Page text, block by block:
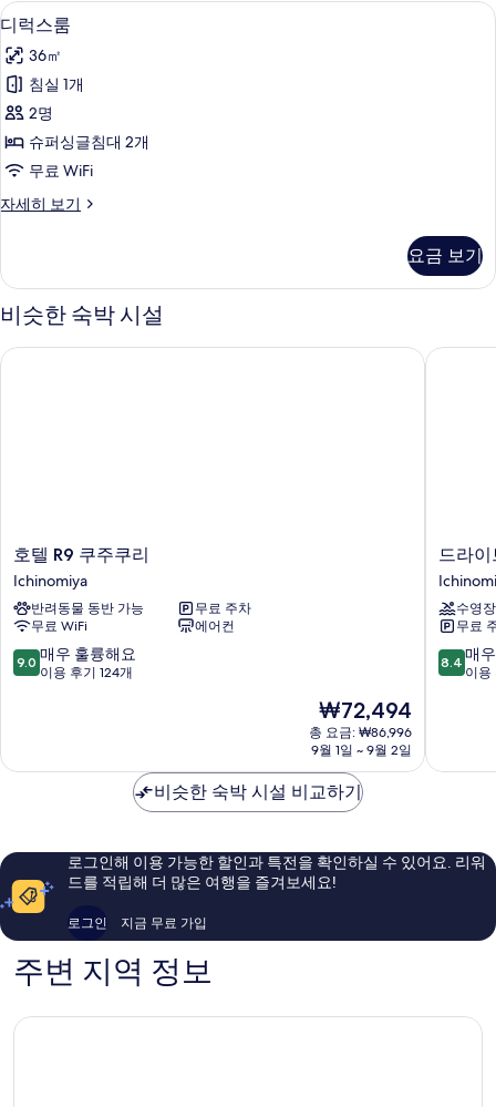
디
럭
스
룸
사
진
두
기
9
디럭스룸
36㎡
침실 1개
2명
슈퍼싱글침대 2개
무료 WiFi
자세히 보기
디
자
세
히
기
요금 보기
비슷한 숙박 시설
호
텔
R9
쿠
주
쿠
리
호텔 R9 쿠주쿠리
Ichinomiya
반려동물 동반 가능
무료 주차
무료 WiFi
에어컨
10
점
점,
륭
요,
이
기
124
9.0 매우 훌륭해요
이용 후기 124개
현
재
요
₩72,494
₩72,494
총 요금: ₩86,996
9월 1일 ~ 9월 2일
호텔 R9 쿠주쿠리
드
라
이
브
인
이
치
드라
수영장
무료
10
점
점,
아
요,
8.4 매
이용
드라이
비슷한 숙박 시설 비교하기
로그인해 이용 가능한 할인과 특전을 확인하실 수 있어요. 리워
드를 적립해 더 많은 여행을 즐겨보세요!
로그인 지금 무료 가입
주변 지역 정보